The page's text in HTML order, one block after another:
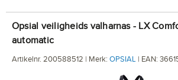
Opsial veiligheids valharnas - LX Comfort 2-punts -
automatic
Artikelnr. 200588512 | Merk: OPSIAL | EAN: